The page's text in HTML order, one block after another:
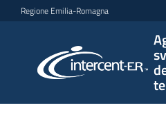
Vai al contenuto
Vai alla navigazione
Vai al footer
Regione Emilia-Romagna
per lo
sviluppo